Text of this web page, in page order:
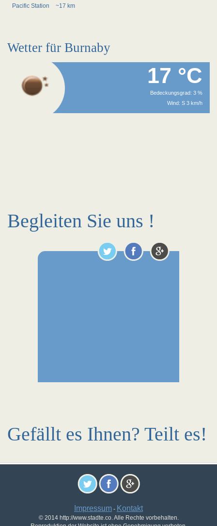
Pacific Station
~17 km
Wetter für Burnaby
17 °C
Bedeckungsgrad: 3 %
Wind: S 3 km/h
Begleiten Sie uns !
Gefällt es Ihnen? Teilt es!
Impressum - Kontakt
© 2014 http://www.stadte.co. Alle Rechte vorbehalten.